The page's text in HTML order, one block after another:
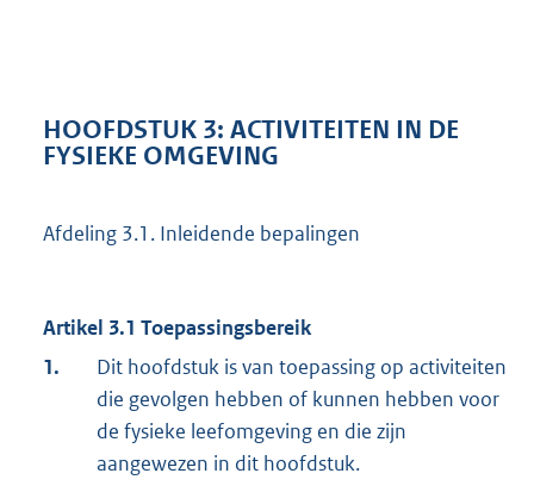
HOOFDSTUK 3: ACTIVITEITEN IN DE
FYSIEKE OMGEVING
Afdeling 3.1. Inleidende bepalingen
Artikel 3.1 Toepassingsbereik
1.
Dit hoofdstuk is van toepassing op activiteiten
die gevolgen hebben of kunnen hebben voor
de fysieke leefomgeving en die zijn
aangewezen in dit hoofdstuk.